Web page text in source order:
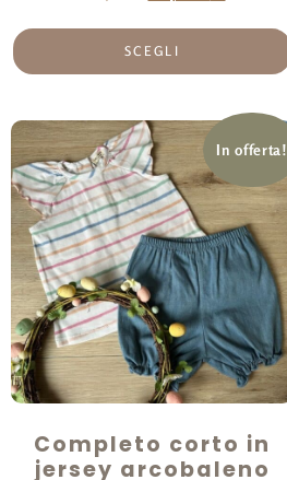
SCEGLI
In offerta!
Completo corto in
jersey arcobaleno